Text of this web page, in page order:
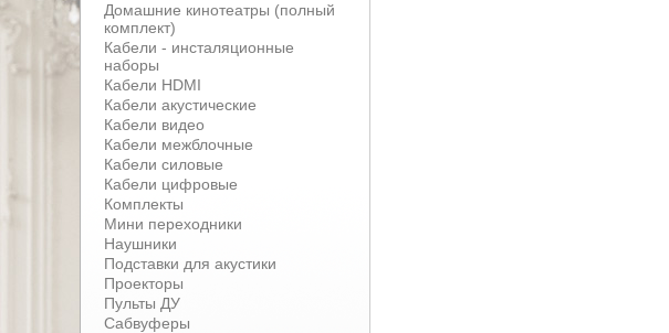
Домашние кинотеатры (полный
комплект)
Кабели - инсталяционные
наборы
Кабели HDMI
Кабели акустические
Кабели видео
Кабели межблочные
Кабели силовые
Кабели цифровые
Комплекты
Мини переходники
Наушники
Подставки для акустики
Проекторы
Пульты ДУ
Сабвуферы